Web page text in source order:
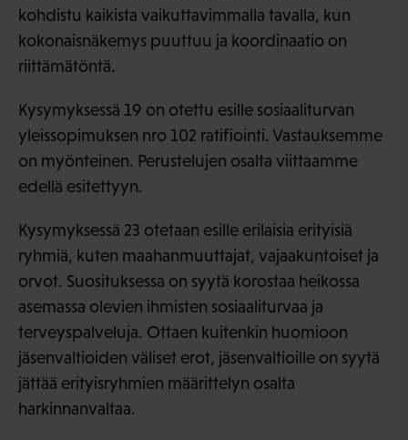
kohdistu kaikista vaikuttavimmalla tavalla, kun
kokonaisnäkemys puuttuu ja koordinaatio on
riittämätöntä.
Kysymyksessä 19 on otettu esille sosiaaliturvan
yleissopimuksen nro 102 ratifiointi. Vastauksemme
on myönteinen. Perustelujen osalta viittaamme
edellä esitettyyn.
Kysymyksessä 23 otetaan esille erilaisia erityisiä
ryhmiä, kuten maahanmuuttajat, vajaakuntoiset ja
orvot. Suosituksessa on syytä korostaa heikossa
asemassa olevien ihmisten sosiaaliturvaa ja
terveyspalveluja. Ottaen kuitenkin huomioon
jäsenvaltioiden väliset erot, jäsenvaltioille on syytä
jättää erityisryhmien määrittelyn osalta
harkinnanvaltaa.